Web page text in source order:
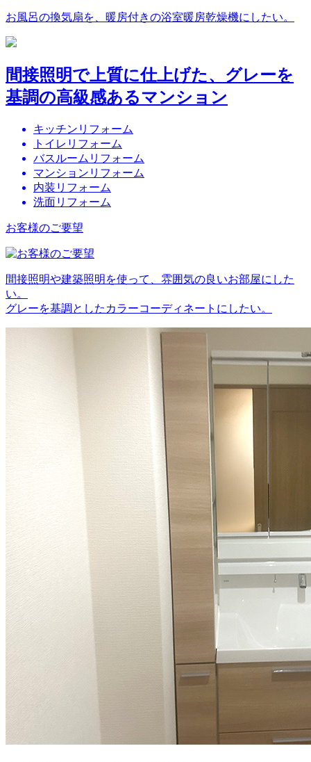
お風呂の換気扇を、暖房付きの浴室暖房乾燥機にしたい。
間接照明で上質に仕上げた、グレーを
基調の高級感あるマンション
キッチンリフォーム
トイレリフォーム
バスルームリフォーム
マンションリフォーム
内装リフォーム
洗面リフォーム
お客様のご要望
間接照明や建築照明を使って、雰囲気の良いお部屋にした
い。
グレーを基調としたカラーコーディネートにしたい。